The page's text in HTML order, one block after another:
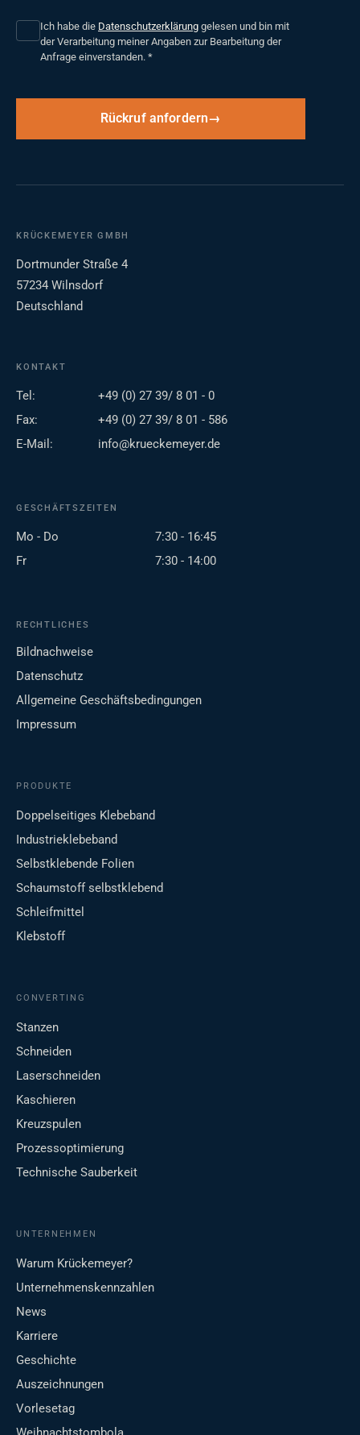
Ich habe die Datenschutzerklärung gelesen und bin mit
der Verarbeitung meiner Angaben zur Bearbeitung der
Anfrage einverstanden. *
Rückruf anfordern
KRÜCKEMEYER GMBH
Dortmunder Straße 4
57234 Wilnsdorf
Deutschland
KONTAKT
Tel:
+49 (0) 27 39/ 8 01 - 0
Fax:
+49 (0) 27 39/ 8 01 - 586
E-Mail:
info@krueckemeyer.de
GESCHÄFTSZEITEN
Mo - Do
7:30 - 16:45
Fr
7:30 - 14:00
RECHTLICHES
Bildnachweise
Datenschutz
Allgemeine Geschäftsbedingungen
Impressum
PRODUKTE
Doppelseitiges Klebeband
Industrieklebeband
Selbstklebende Folien
Schaumstoff selbstklebend
Schleifmittel
Klebstoff
CONVERTING
Stanzen
Schneiden
Laserschneiden
Kaschieren
Kreuzspulen
Prozessoptimierung
Technische Sauberkeit
UNTERNEHMEN
Warum Krückemeyer?
Unternehmenskennzahlen
News
Karriere
Geschichte
Auszeichnungen
Vorlesetag